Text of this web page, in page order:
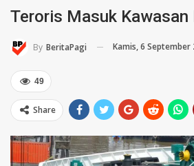
Teroris Masuk
By BeritaPagi Kamis, 6 September
49
Share